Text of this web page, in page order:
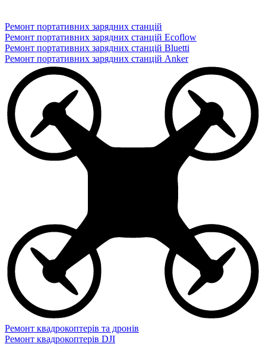
Ремонт портативних зарядних станцій
Ремонт портативних зарядних станцій Ecoflow
Ремонт портативних зарядних станцій Bluetti
Ремонт портативних зарядних станцій Anker
Ремонт квадрокоптерів та дронів
Ремонт квадрокоптерів DJI